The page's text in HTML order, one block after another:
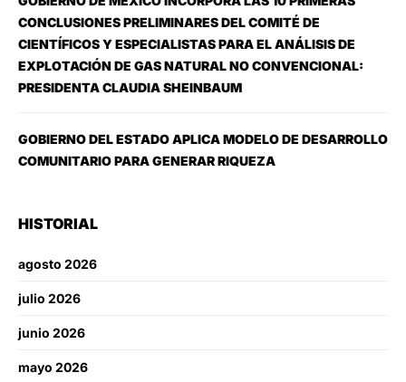
CONCLUSIONES PRELIMINARES DEL COMITÉ DE
CIENTÍFICOS Y ESPECIALISTAS PARA EL ANÁLISIS DE
EXPLOTACIÓN DE GAS NATURAL NO CONVENCIONAL:
PRESIDENTA CLAUDIA SHEINBAUM
GOBIERNO DEL ESTADO APLICA MODELO DE DESARROLLO
COMUNITARIO PARA GENERAR RIQUEZA
HISTORIAL
agosto 2026
julio 2026
junio 2026
mayo 2026